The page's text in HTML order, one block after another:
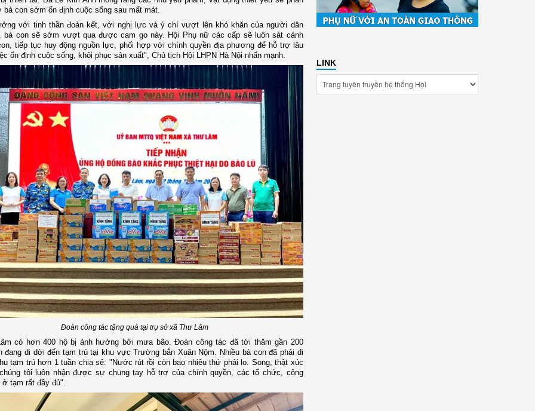
bà con sớm ổn định cuộc sống sau mất mát.
với tinh thần đoàn kết, với nghị lực và ý chí vượt lên khó khăn của người dân
bà con sẽ sớm vượt qua được cam go này. Hội Phụ nữ các cấp sẽ luôn sát cánh
tiếp tục huy động nguồn lực, phối hợp với chính quyền địa phương để hỗ trợ lâu
ổn định cuộc sống, khôi phục sản xuất", Chủ tịch Hội LHPN Hà Nội nhấn mạnh.
Đoàn công tác tặng quà tại trụ sở xã Thư Lâm
có hơn 400 hộ bị ảnh hưởng bởi mưa bão. Đoàn công tác đã tới thăm gần 200
đang di dời đến tạm trú tại khu vực Trường bắn Xuân Nộm. Nhiều bà con đã phải di
tạm trú hơn 1 tuần chia sẻ: "Nước rút rồi còn bao nhiêu thứ phải lo. Song, thật xúc
tôi luôn nhận được sự chung tay hỗ trợ của chính quyền, các tổ chức, cộng
ở tạm rất đầy đủ".
LINK